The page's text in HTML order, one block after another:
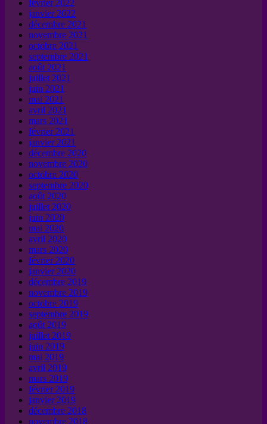
février 2022
janvier 2022
décembre 2021
novembre 2021
octobre 2021
septembre 2021
août 2021
juillet 2021
juin 2021
mai 2021
avril 2021
mars 2021
février 2021
janvier 2021
décembre 2020
novembre 2020
octobre 2020
septembre 2020
août 2020
juillet 2020
juin 2020
mai 2020
avril 2020
mars 2020
février 2020
janvier 2020
décembre 2019
novembre 2019
octobre 2019
septembre 2019
août 2019
juillet 2019
juin 2019
mai 2019
avril 2019
mars 2019
février 2019
janvier 2019
décembre 2018
novembre 2018